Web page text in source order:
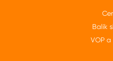
Balík
VOP a